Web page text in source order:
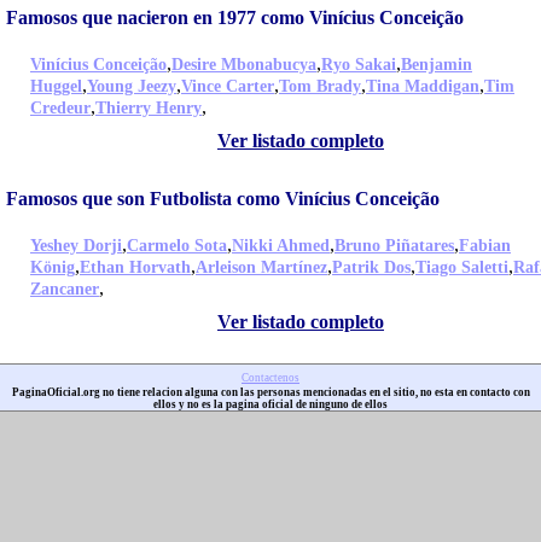
Famosos que nacieron en 1977 como Vinícius Conceição
Vinícius Conceição,Desire Mbonabucya,Ryo Sakai,Benjamin
Huggel,Young Jeezy,Vince Carter,Tom Brady,Tina Maddigan,Tim
Credeur,Thierry Henry,
Ver listado completo
Famosos que son Futbolista como Vinícius Conceição
Yeshey Dorji,Carmelo Sota,Nikki Ahmed,Bruno Piñatares,Fabian
König,Ethan Horvath,Arleison Martínez,Patrik Dos,Tiago Saletti,
Zancaner,
Ver listado completo
Contactenos
PaginaOficial.org no tiene relacion alguna con las personas mencionadas en el sitio, no esta en contacto con
ellos y no es la pagina oficial de ninguno de ellos